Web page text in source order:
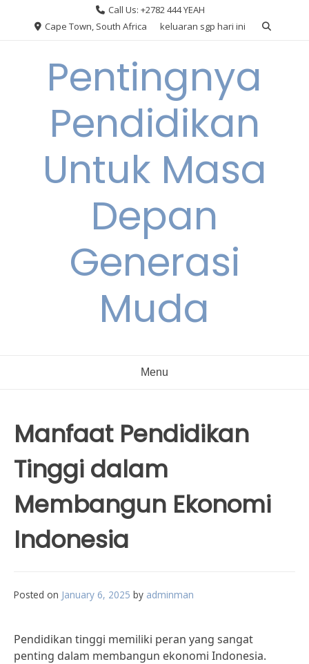
Call Us: +2782 444 YEAH
Cape Town, South Africa
keluaran sgp hari ini
Pentingnya
Pendidikan
Untuk Masa
Depan
Generasi
Muda
Menu
Manfaat Pendidikan
Tinggi dalam
Membangun Ekonomi
Indonesia
Posted on January 6, 2025 by adminman
Pendidikan tinggi memiliki peran yang sangat
penting dalam membangun ekonomi Indonesia.